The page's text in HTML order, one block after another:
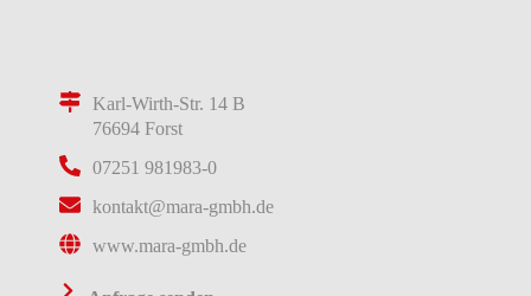
Karl-Wirth-Str. 14 B
76694 Forst
07251 981983-0
kontakt@mara-gmbh.de
www.mara-gmbh.de